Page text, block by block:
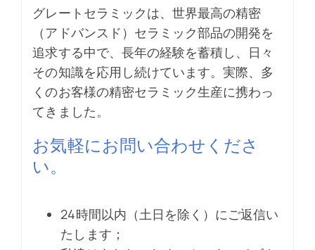
グレートセラミックは、世界最高の精密
（アドバンスド）セラミック部品の開発を
追求する中で、長年の経験を蓄積し、日々
その知識を応用し続けています。実際、多
くのお客様の精密セラミック生産に携わっ
てきました。
お気軽にお問い合わせくださ
い。
24時間以内（土日を除く）にご返信い
たします；